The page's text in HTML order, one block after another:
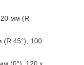
мм (R
(R 45°), 100
(0°), 120 x